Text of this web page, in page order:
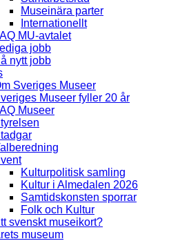
Museinära parter
Internationellt
MU-avtalet
jobb
nytt jobb
Sveriges Museer
Museer fyller 20 år
Museer
Kulturpolitisk samling
Kultur i Almedalen 2026
Samtidskonsten sporrar
Folk och Kultur
svenskt museikort?
museum